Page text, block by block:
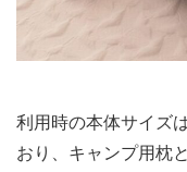
利用時の本体サイズ
おり、キャンプ用枕